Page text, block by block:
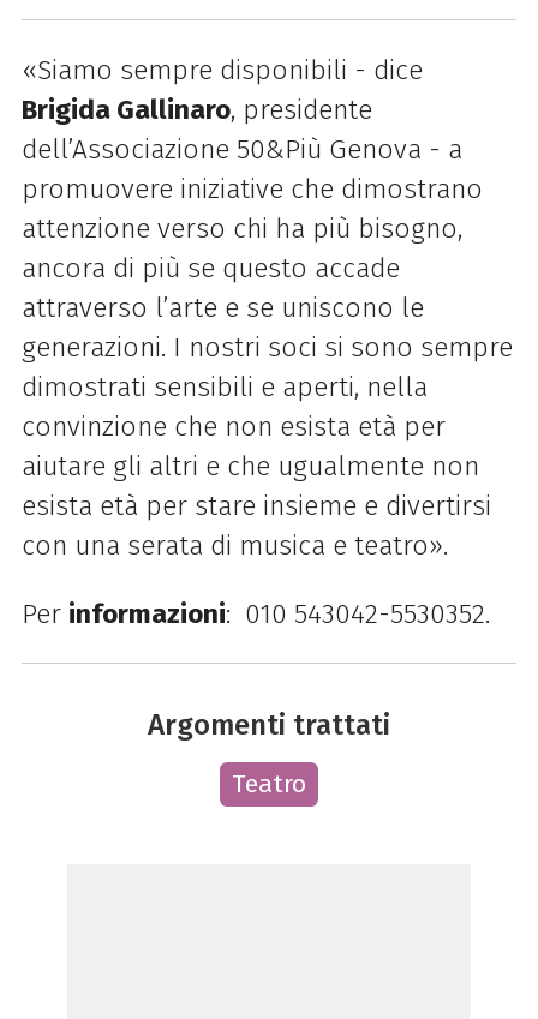
«Siamo sempre disponibili - dice
Brigida Gallinaro, presidente
dell’Associazione 50&Più Genova - a
promuovere iniziative che dimostrano
attenzione verso chi ha più bisogno,
ancora di più se questo accade
attraverso l’arte e se uniscono le
generazioni. I nostri soci si sono sempre
dimostrati sensibili e aperti, nella
convinzione che non esista età per
aiutare gli altri e che ugualmente non
esista età per stare insieme e divertirsi
con una serata di musica e teatro».
Per informazioni: 010 543042-5530352.
Argomenti trattati
Teatro